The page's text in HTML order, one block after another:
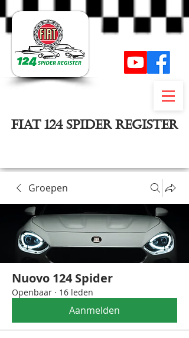
FIAT 124 SPIDER REGISTER
Groepen
Nuovo 124 Spider
Openbaar · 16 leden
Aanmelden